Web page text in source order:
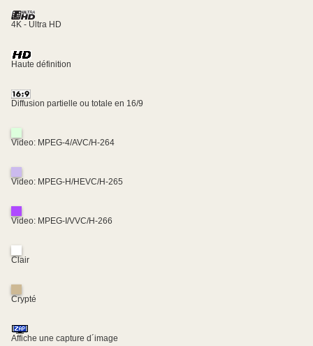
4K - Ultra HD
Haute définition
Diffusion partielle ou totale en 16/9
Video: MPEG-4/AVC/H-264
Video: MPEG-H/HEVC/H-265
Video: MPEG-I/VVC/H-266
Clair
Crypté
Affiche une capture d´image